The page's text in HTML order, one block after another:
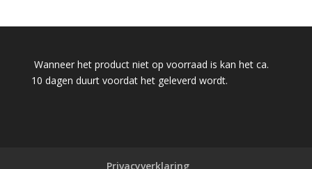
Wanneer het product niet op voorraad is kan het ca.
10 dagen duurt voordat het geleverd wordt.
Privacyverklaring